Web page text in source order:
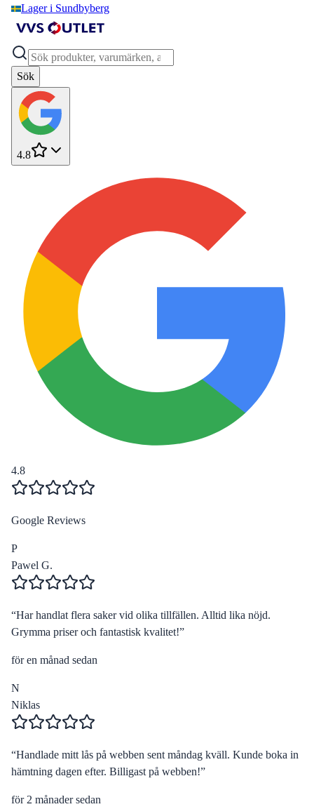
Lager i Sundbyberg
Sök
4.8
4.8
Google Reviews
P
Pawel G.
“Har handlat flera saker vid olika tillfällen. Alltid lika nöjd.
Grymma priser och fantastisk kvalitet!”
för en månad sedan
N
Niklas
“Handlade mitt lås på webben sent måndag kväll. Kunde boka in
hämtning dagen efter. Billigast på webben!”
för 2 månader sedan